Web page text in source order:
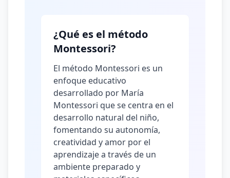
¿Qué es el método
Montessori?
El método Montessori es un
enfoque educativo
desarrollado por María
Montessori que se centra en el
desarrollo natural del niño,
fomentando su autonomía,
creatividad y amor por el
aprendizaje a través de un
ambiente preparado y